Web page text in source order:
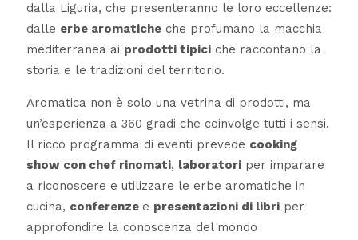
dalla Liguria, che presenteranno le loro eccellenze:
dalle erbe aromaticheche profumano la macchia
mediterranea ai prodotti tipiciche raccontano la
storia e le tradizioni del territorio.
Aromatica non è solo una vetrina di prodotti, ma
un’esperienza a 360 gradi che coinvolge tutti i sensi.
Il ricco programma di eventi prevede cooking
show con chef rinomati, laboratoriper imparare
a riconoscere e utilizzare le erbe aromatiche in
cucina, conferenze e presentazioni di libriper
approfondire la conoscenza del mondo